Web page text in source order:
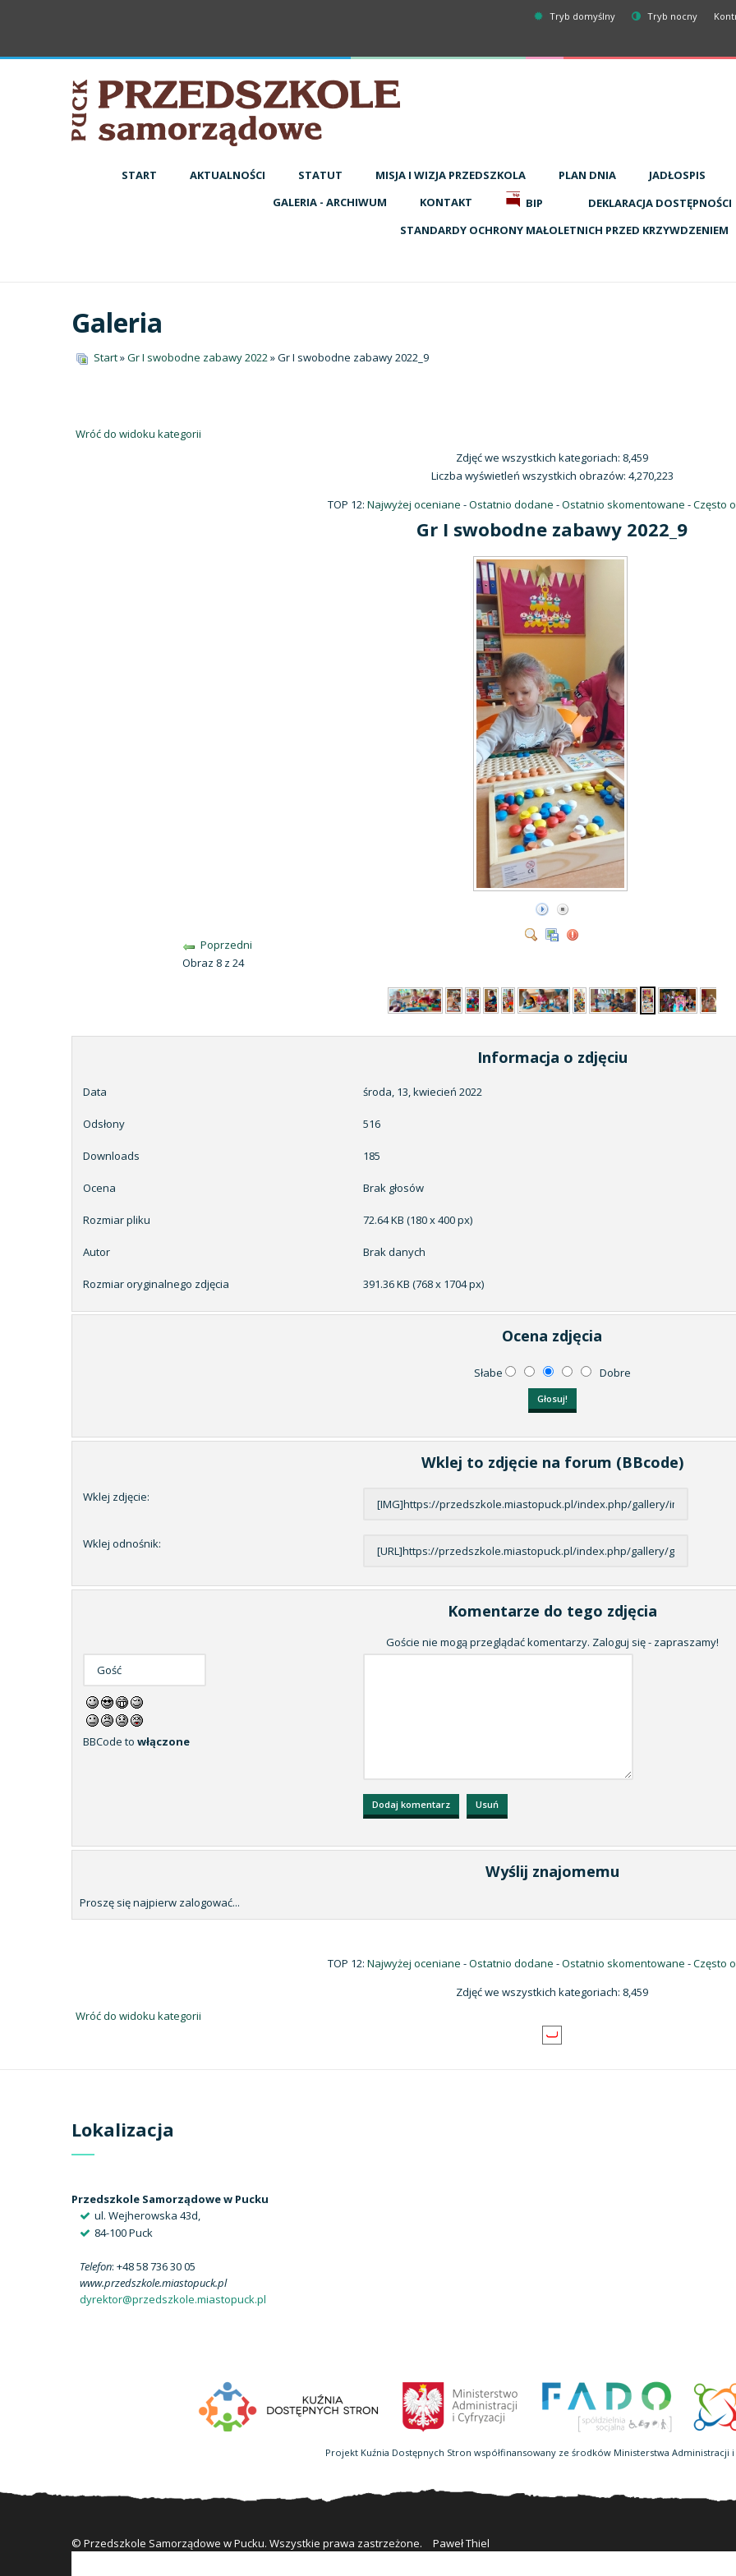
Tryb domyślny Tryb nocny
START AKTUALNOŚCI STATUT MISJA I WIZJA PRZEDSZKOLA PLAN DNIA JADŁOSPIS
GALERIA - ARCHIWUM
KONTAKT BIP DEKLARACJA DOSTĘPNOŚCI
STANDARDY OCHRONY MAŁOLETNICH PRZED KRZYWDZENIEM
Galeria
Start»Gr I swobodne zabawy 2022» Gr I swobodne zabawy 2022_9
Wróć do widoku kategorii
Zdjęć we wszystkich kategoriach: 8,459
Liczba wyświetleń wszystkich obrazów: 4,270,223
TOP 12: Najwyżej oceniane -Ostatnio dodane -Ostatnio skomentowane -Często
Gr I swobodne zabawy 2022_9
Poprzedni
Obraz 8 z 24
Informacja o zdjęciu
Data środa, 13, kwiecień 2022
Odsłony 516
Downloads 185
Ocena Brak głosów
Rozmiar pliku 72.64 KB (180 x 400 px)
Autor Brak danych
Rozmiar oryginalnego zdjęcia 391.36 KB (768 x 1704 px)
Ocena zdjęcia
Słabe Dobre
Wklej to zdjęcie na forum (BBcode)
Wklej zdjęcie:
Wklej odnośnik:
Komentarze do tego zdjęcia
Goście nie mogą przeglądać komentarzy. Zaloguj się - zapraszamy!
BBCode to włączone
Wyślij znajomemu
Proszę się najpierw zalogować...
TOP 12: Najwyżej oceniane -Ostatnio dodane -Ostatnio skomentowane -Często
Zdjęć we wszystkich kategoriach: 8,459
Wróć do widoku kategorii
Lokalizacja
Przedszkole Samorządowe w Pucku
ul. Wejherowska 43d,
84-100 Puck
Telefon: +48 58 736 30 05
www.przedszkole.miastopuck.pl
dyrektor@przedszkole.miastopuck.pl
Projekt Kuźnia Dostępnych Stron współfinansowany ze środków Ministerstwa Administracji i
© Przedszkole Samorządowe w Pucku. Wszystkie prawa zastrzeżone. Paweł Thiel